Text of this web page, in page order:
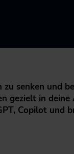
senken und
gezielt in
Copilot und